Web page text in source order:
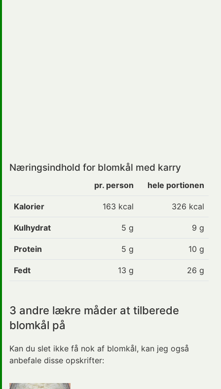
Næringsindhold for blomkål med karry
pr. person hele portionen
Kalorier 163 kcal 326 kcal
Kulhydrat 5 g 9 g
Protein 5 g 10 g
Fedt 13 g 26 g
3 andre lækre måder at tilberede
blomkål på
Kan du slet ikke få nok af blomkål, kan jeg også
anbefale disse opskrifter: